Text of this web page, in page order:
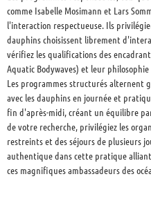
comme Isabelle Mosimann et Lars
l'interaction respectueuse. Ils
dauphins choisissent librement
vérifiez les qualifications des
Aquatic Bodywaves) et leur
Les programmes structurés alternent
avec les dauphins en journée et
fin d'après-midi, créant un équilibre
de votre recherche, privilégiez les
restreints et des séjours de plusieurs
authentique dans cette pratique
ces magnifiques ambassadeurs des